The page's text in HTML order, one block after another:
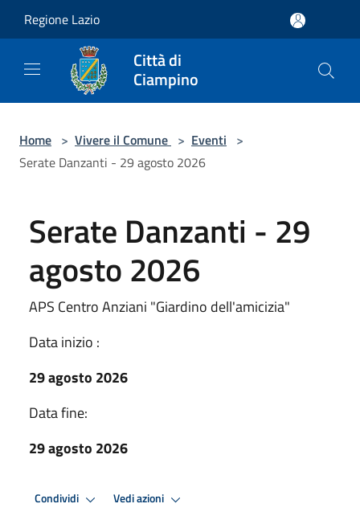
Regione Lazio
Città di
Ciampino
Home > Vivere il Comune > Eventi >
Serate Danzanti - 29 agosto 2026
Serate Danzanti - 29
agosto 2026
APS Centro Anziani "Giardino dell'amicizia"
Data inizio :
29 agosto 2026
Data fine:
29 agosto 2026
Condividi Vedi azioni